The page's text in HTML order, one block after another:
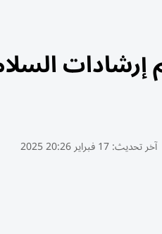
آخر تحديث:17 فبراير 20:26 2025